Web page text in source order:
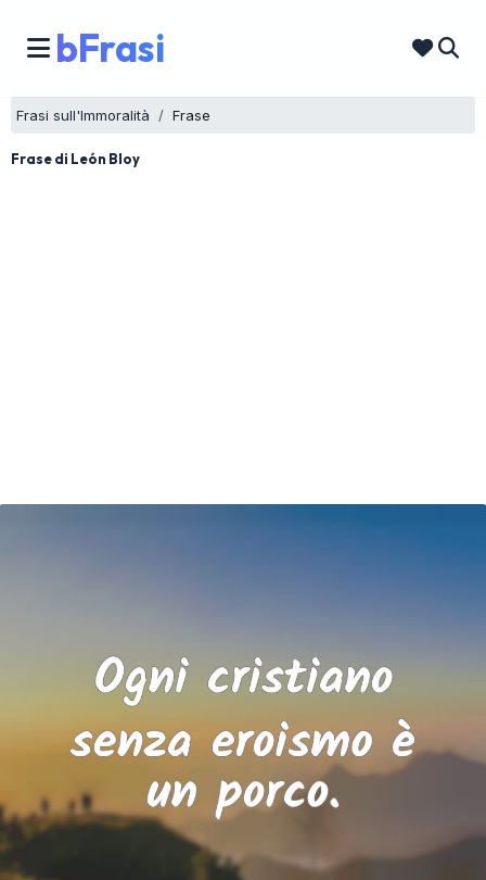
bFrasi
Frasi sull'Immoralità Frase
Frase di León Bloy